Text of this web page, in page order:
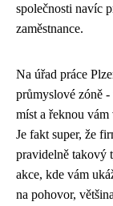
společnosti navíc
zaměstnance.
Na úřad práce
průmyslové zóně
míst a řeknou vám
Je fakt super, že
pravidelně takový
akce, kde vám
na pohovor,